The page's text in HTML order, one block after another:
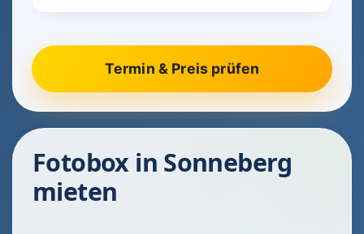
Fotobox in Sonneberg
mieten